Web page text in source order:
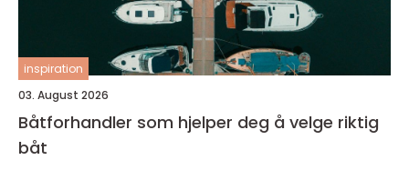
inspiration
03. August 2026
Båtforhandler som hjelper deg å velge riktig
båt